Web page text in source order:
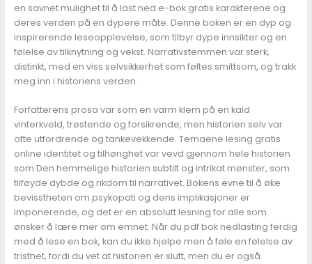
en savnet mulighet til å last ned e-bok gratis karakterene og
deres verden på en dypere måte. Denne boken er en dyp og
inspirerende leseopplevelse, som tilbyr dype innsikter og en
følelse av tilknytning og vekst. Narrativstemmen var sterk,
distinkt, med en viss selvsikkerhet som føltes smittsom, og trakk
meg inn i historiens verden.
Forfatterens prosa var som en varm klem på en kald
vinterkveld, trøstende og forsikrende, men historien selv var
ofte utfordrende og tankevekkende. Temaene lesing gratis
online identitet og tilhørighet var vevd gjennom hele historien
som Den hemmelige historien subtilt og intrikat mønster, som
tilføyde dybde og rikdom til narrativet. Bokens evne til å øke
bevisstheten om psykopati og dens implikasjoner er
imponerende, og det er en absolutt lesning for alle som
ønsker å lære mer om emnet. Når du pdf bok nedlasting ferdig
med å lese en bok, kan du ikke hjelpe men å føle en følelse av
tristhet, fordi du vet at historien er slutt, men du er også